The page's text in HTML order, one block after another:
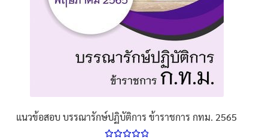
แนวข้อสอบ บรรณารักษ์ปฏิบัติการ ข้าราชการ กทม. 2565